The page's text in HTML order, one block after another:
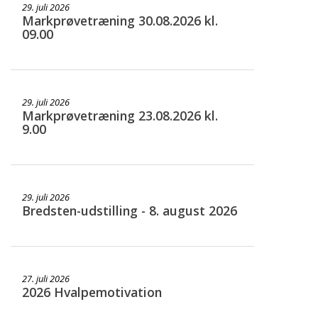
29. juli 2026
Markprøvetræning 30.08.2026 kl.
09.00
29. juli 2026
Markprøvetræning 23.08.2026 kl.
9.00
29. juli 2026
Bredsten-udstilling - 8. august 2026
27. juli 2026
2026 Hvalpemotivation